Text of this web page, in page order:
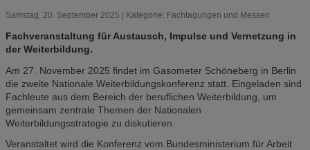
Samstag, 20. September 2025 | Kategorie: Fachtagungen und Messen
Fachveranstaltung für Austausch, Impulse und Vernetzung in
der Weiterbildung.
Am 27. November 2025 findet im Gasometer Schöneberg in Berlin
die zweite Nationale Weiterbildungskonferenz statt. Eingeladen sind
Fachleute aus dem Bereich der beruflichen Weiterbildung, um
gemeinsam zentrale Themen der Nationalen
Weiterbildungsstrategie zu diskutieren.
Veranstaltet wird die Konferenz vom Bundesministerium für Arbeit